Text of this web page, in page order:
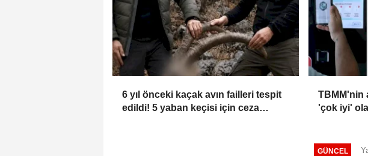
6 yıl önceki kaçak avın failleri tespit
edildi! 5 yaban keçisi için ceza
TBMM'nin
'çok iyi'
GÜNCEL